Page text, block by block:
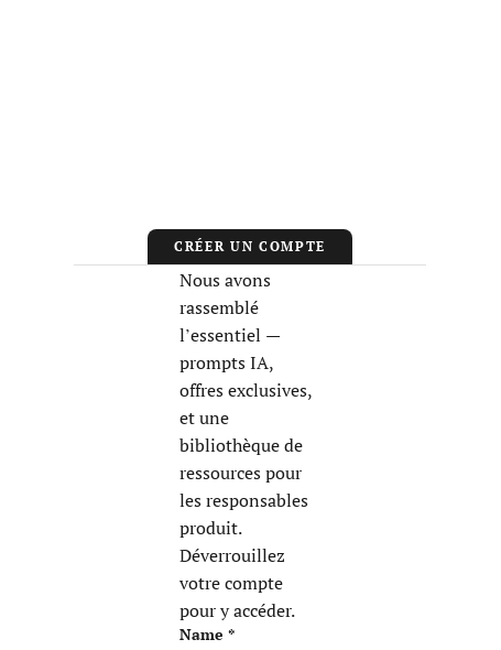
CRÉER UN COMPTE
Nous avons
rassemblé
l’essentiel —
prompts IA,
offres exclusives,
et une
bibliothèque de
ressources pour
les responsables
produit.
Déverrouillez
votre compte
pour y accéder.
URL
Name *